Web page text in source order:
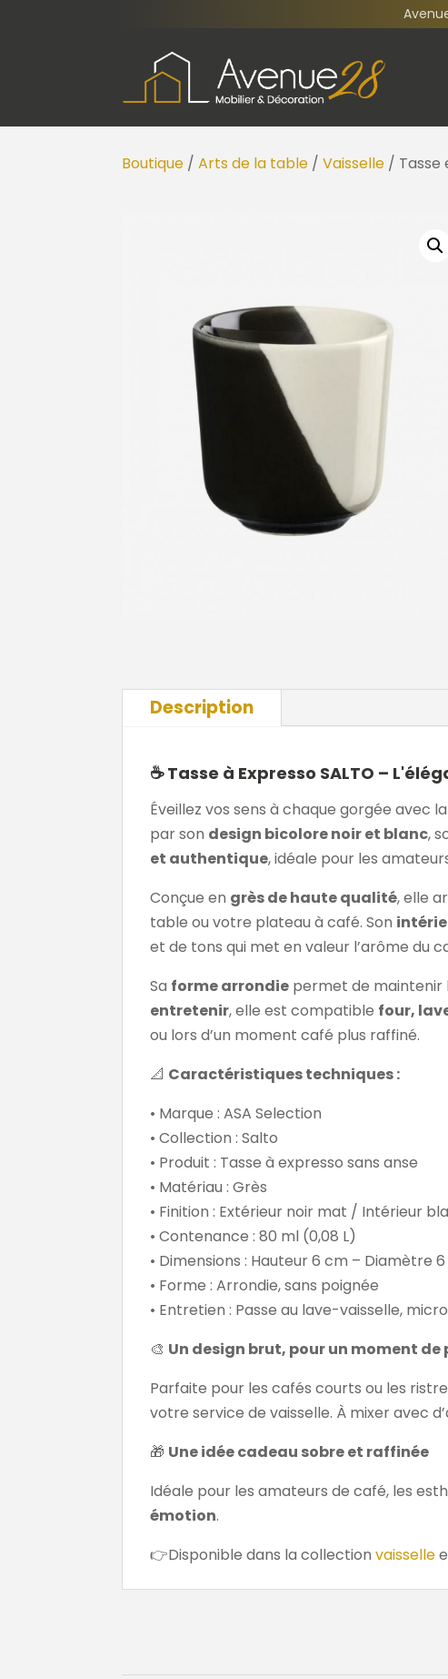
Boutique /Arts de la table /Vaisselle / Tasse
Description
☕Tasse à Expresso SALTO –
Éveillez vos sens à chaque gorgée avec la
par son design bicolore noir et blanc,
et authentique, idéale pour les
Conçue en grès de haute qualité, elle
table ou votre plateau à café. Son
et de tons qui met en valeur l’arôme du
Sa forme arrondie permet de maintenir
entretenir, elle est compatible four,
ou lors d’un moment café plus raffiné.
📐 Caractéristiques techniques :
• Marque : ASA Selection
• Collection : Salto
• Produit : Tasse à expresso sans anse
• Matériau : Grès
• Finition : Extérieur noir mat / Intérieur
• Contenance : 80 ml (0,08 L)
• Dimensions : Hauteur 6 cm – Diamètre
• Forme : Arrondie, sans poignée
• Entretien : Passe au lave-vaisselle,
🎨 Un design brut, pour un moment de
Parfaite pour les cafés courts ou les
votre service de vaisselle. À mixer avec
🎁 Une idée cadeau sobre et raffinée
Idéale pour les amateurs de café, les
émotion.
👉Disponible dans la collectionvaisselle